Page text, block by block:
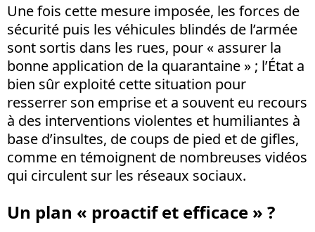
Une fois cette mesure imposée, les forces de
sécurité puis les véhicules blindés de l’armée
sont sortis dans les rues, pour « assurer la
bonne application de la quarantaine » ; l’État a
bien sûr exploité cette situation pour
resserrer son emprise et a souvent eu recours
à des interventions violentes et humiliantes à
base d’insultes, de coups de pied et de gifles,
comme en témoignent de nombreuses vidéos
qui circulent sur les réseaux sociaux.
Un plan « proactif et efficace » ?